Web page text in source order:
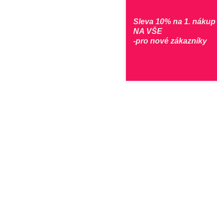
Sleva 10% na 1. nákup
NA VŠE
-pro nové zákazníky